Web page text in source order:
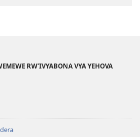
RW’IVYABONA VYA YEHOVA